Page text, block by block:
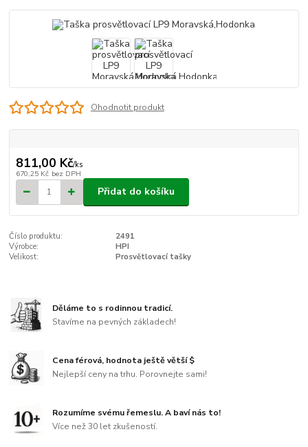
Ohodnotit produkt
811,00 Kč/ks
670,25 Kč bez DPH
Přidat do košíku
Číslo produktu:
2491
Výrobce:
HPI
Velikost:
Prosvětlovací tašky
Děláme to s rodinnou tradicí.
Stavíme na pevných základech!
Cena férová, hodnota ještě větší $
Nejlepší ceny na trhu. Porovnejte sami!
Rozumíme svému řemeslu. A baví nás to!
Více než 30 let zkušeností.